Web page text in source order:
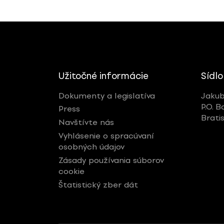
Užitočné informácie
Dokumenty a legislatíva
Press
Navštívte nás
Vyhlásenie o spracúvaní
osobných údajov
Zásady používania súborov
cookie
Štatistický zber dát
P.O.